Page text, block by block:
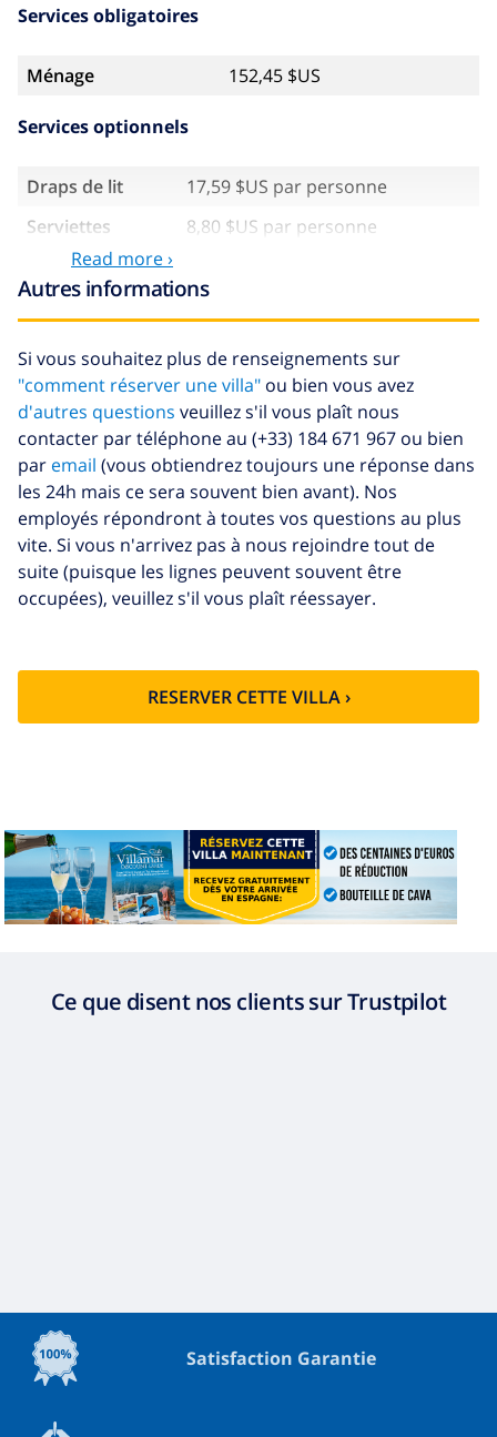
Services obligatoires
Ménage 152,45 $US
Services optionnels
Draps de lit
17,59 $US par personne
Serviettes
8,80 $US par personne
Lit bébé
Internet
inclus par jour
Climatisation
inclus
Draps
supplémentaires
17,59 $US par personne
Serviettes
supplémentaires
8,80 $US par personne
Départ tardif
113,75 $US
Nettoyage
supplémentaire
basée sur consommation
énergétique (52,77 $US/HOUR)
d'annulation:
Read more ›
Autres informations
Si vous souhaitez plus de renseignements sur
"comment réserver une villa" ou bien vous avez
d'autres questions veuillez s'il vous plaît nous
contacter par téléphone au (+33) 184 671 967 ou bien
par email (vous obtiendrez toujours une réponse dans
les 24h mais ce sera souvent bien avant). Nos
employés répondront à toutes vos questions au plus
vite. Si vous n'arrivez pas à nous rejoindre tout de
suite (puisque les lignes peuvent souvent être
occupées), veuillez s'il vous plaît réessayer.
RESERVER CETTE VILLA ›
Ce que disent nos clients sur Trustpilot
Satisfaction Garantie